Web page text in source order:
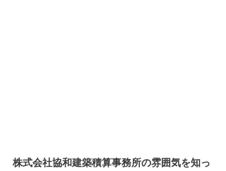
株式会社協和建築積算事務所の雰囲気を知っ